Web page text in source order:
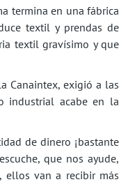
termina en una fábrica
textil y prendas de
textil gravísimo y que
Canaintex, exigió a las
industrial acabe en la
de dinero ¡bastante
que nos ayude,
ellos van a recibir más